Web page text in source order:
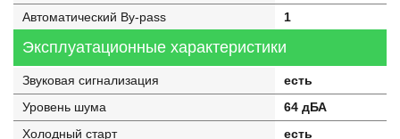
Автоматический By-pass
1
Эксплуатационные характеристики
Звуковая сигнализация
есть
Уровень шума
64 дБА
Холодный старт
есть